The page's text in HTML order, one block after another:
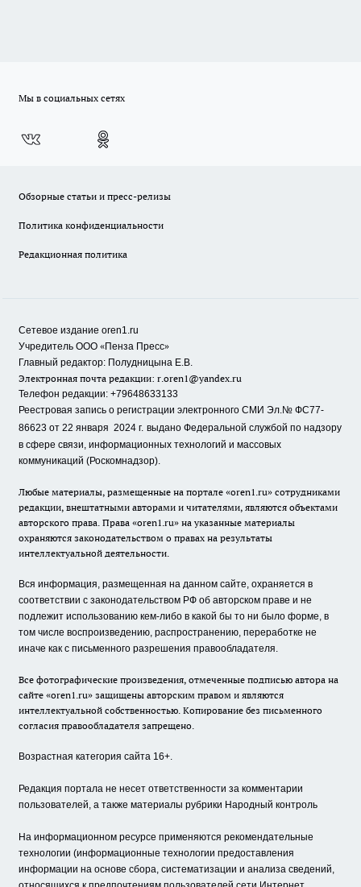
Мы в социальных сетях
Обзорные статьи и пресс-релизы
Политика конфиденциальности
Редакционная политика
Сетевое издание oren1.ru
Учредитель ООО «Пенза Пресс»
Главный редактор: Полудницына Е.В.
Электронная почта редакции: r.oren1@yandex.ru
Телефон редакции: +79648633133
Реестровая запись о регистрации электронного СМИ Эл.№ ФС77-
86623 от 22 января 2024 г. выдано Федеральной службой по надзору
в сфере связи, информационных технологий и массовых
коммуникаций (Роскомнадзор).
Любые материалы, размещенные на портале «oren1.ru» сотрудниками
редакции, внештатными авторами и читателями, являются объектами
авторского права. Права «oren1.ru» на указанные материалы
охраняются законодательством о правах на результаты
интеллектуальной деятельности.
Вся информация, размещенная на данном сайте, охраняется в
соответствии с законодательством РФ об авторском праве и не
подлежит использованию кем-либо в какой бы то ни было форме, в
том числе воспроизведению, распространению, переработке не
иначе как с письменного разрешения правообладателя.
Все фотографические произведения, отмеченные подписью автора на
сайте «oren1.ru» защищены авторским правом и являются
интеллектуальной собственностью. Копирование без письменного
согласия правообладателя запрещено.
Возрастная категория сайта 16+.
Редакция портала не несет ответственности за комментарии
пользователей, а также материалы рубрики Народный контроль
На информационном ресурсе применяются рекомендательные
технологии (информационные технологии предоставления
информации на основе сбора, систематизации и анализа сведений,